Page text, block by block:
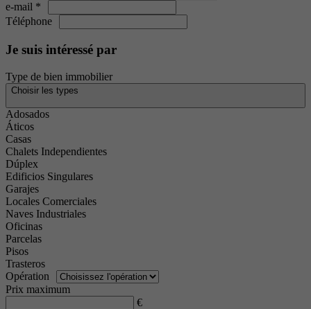
e-mail *
Téléphone
Je suis intéressé par
Type de bien immobilier
Choisir les types
Adosados
Áticos
Casas
Chalets Independientes
Dúplex
Edificios Singulares
Garajes
Locales Comerciales
Naves Industriales
Oficinas
Parcelas
Pisos
Trasteros
Opération
Prix maximum
€